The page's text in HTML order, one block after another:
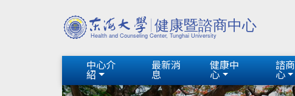
中心介
紹
最新消
息
健康中
心
諮
心